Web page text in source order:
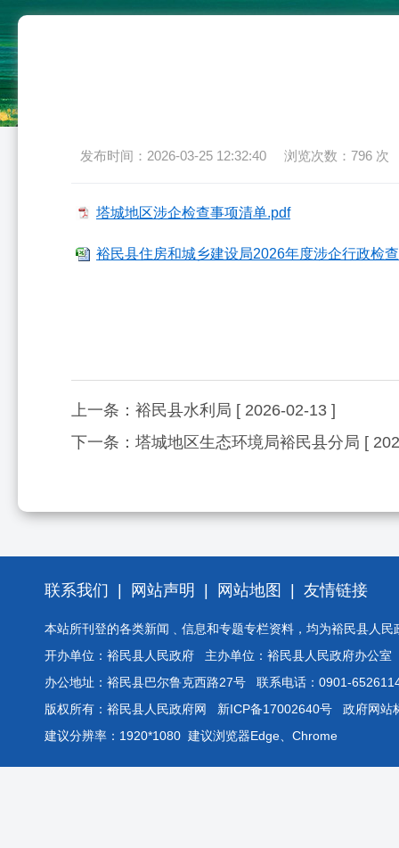
发布时间：2026-03-25 12:32:40 浏览次数： 796 次
塔城地区涉企检查事项清单.pdf
裕民县住房和城乡建设局2026年度涉企行政检
上一条： 裕民县水利局 [ 2026-02-13 ]
下一条： 塔城地区生态环境局裕民县分局 [
联系我们 网站声明 网站地图 友情链接
本站所刊登的各类新闻﹑信息和专题专栏资料，均为裕民县人
开办单位：裕民县人民政府 主办单位：裕民县人民政府办公
办公地址：裕民县巴尔鲁克西路27号 联系电话：0901-
版权所有：裕民县人民政府网 新ICP备17002640号 政府网站
建议分辨率：1920*1080 建议浏览器Edge、Chrome